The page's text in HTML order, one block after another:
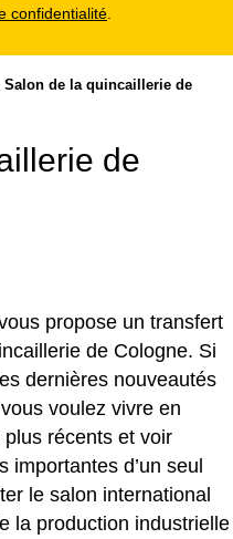
confidentialité
Salon de la quincaillerie de
de
propose un transfert
de Cologne. Si
dernières nouveautés
voulez vivre en
récents et voir
importantes d’un seul
le salon international
la production industrielle